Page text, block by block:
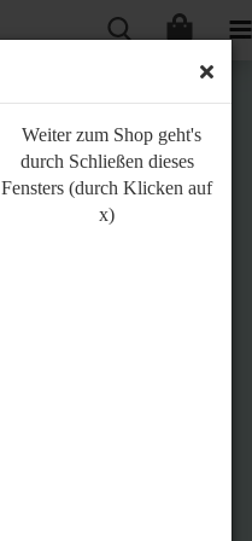
Weiter zum Shop geht's
durch Schließen dieses
Fensters (durch Klicken auf
x)